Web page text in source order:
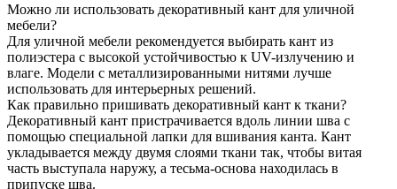
Можно ли использовать декоративный кант для уличной
мебели?
Для уличной мебели рекомендуется выбирать кант из
полиэстера с высокой устойчивостью к UV-излучению и
влаге. Модели с металлизированными нитями лучше
использовать для интерьерных решений.
Как правильно пришивать декоративный кант к ткани?
Декоративный кант пристрачивается вдоль линии шва с
помощью специальной лапки для вшивания канта. Кант
укладывается между двумя слоями ткани так, чтобы витая
часть выступала наружу, а тесьма-основа находилась в
припуске шва.